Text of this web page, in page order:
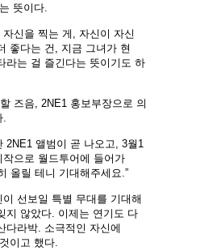
뜻이다.
신을 찍는 게, 자신이 자신
좋다는 건, 지금 그녀가 현
라는 걸 즐긴다는 뜻이기도 하
즈음, 2NE1 홍보부장으로 의
2NE1 앨범이 곧 나오고, 3월1
으로 월드투어에 들어가
올릴 테니 기대해주세요.”
선보일 특별 무대를 기대해
지 않았다. 이제는 연기도 다
다라박. 소극적인 자신에
이고 했다.